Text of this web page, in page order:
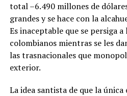
total –6.490 millones de
grandes y se hace con la
Es inaceptable que se persiga
colombianos mientras se les
las trasnacionales que
exterior.
La idea santista de que la única